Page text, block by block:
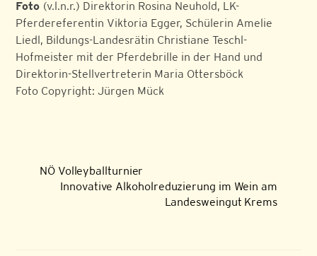
Foto (v.l.n.r.) Direktorin Rosina Neuhold, LK-
Pferdereferentin Viktoria Egger, Schülerin Amelie
Liedl, Bildungs-Landesrätin Christiane Teschl-
Hofmeister mit der Pferdebrille in der Hand und
Direktorin-Stellvertreterin Maria Ottersböck
Foto Copyright: Jürgen Mück
NÖ Volleyballturnier
Innovative Alkoholreduzierung im Wein am
Landesweingut Krems